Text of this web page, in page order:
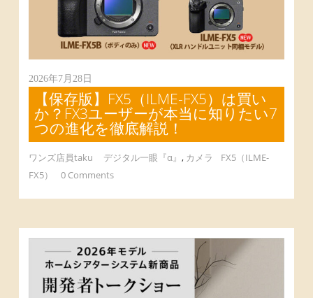
2026年7月28日
【保存版】FX5（ILME-FX5）は買い
か？FX3ユーザーが本当に知りたい7
つの進化を徹底解説！
ワンズ店員taku デジタル一眼『α』, カメラ
FX5（ILME-
FX5）
0 Comments